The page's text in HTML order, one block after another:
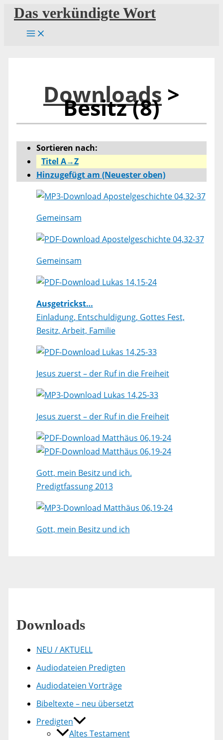
Zum
Inhalt
springen
Das verkündigte Wort
Downloads >
Besitz (8)
Sortieren nach:
Titel A→Z
Hinzugefügt am (Neuester oben)
Apostelgeschichte 04,32-37
Gemeinsam
Apostelgeschichte 04,32-37
Gemeinsam
Lukas 14,15-24
Ausgetrickst…
Einladung, Entschuldigung, Gottes Fest,
Besitz, Arbeit, Familie
Lukas 14,25-33
Jesus zuerst – der Ruf in die Freiheit
Lukas 14,25-33
Jesus zuerst – der Ruf in die Freiheit
Matthäus 06,19-24
Matthäus 06,19-24
Gott, mein Besitz und ich.
Predigtfassung 2013
Matthäus 06,19-24
Gott, mein Besitz und ich
Downloads
NEU / AKTUELL
Audiodateien Predigten
Audiodateien Vorträge
Bibeltexte – neu übersetzt
Predigten
Altes Testament